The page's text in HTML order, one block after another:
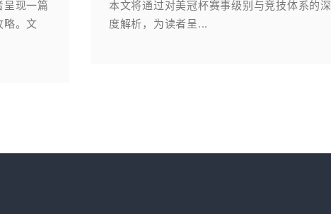
现一篇
略。文
本文将通过对美冠杯赛事级别与竞技体系的深
度解析，为读者呈...